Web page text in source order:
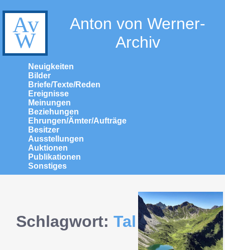
Anton von Werner-
Archiv
Neuigkeiten
Bilder
Briefe/Texte/Reden
Ereignisse
Meinungen
Beziehungen
Ehrungen/Ämter/Aufträge
Besitzer
Ausstellungen
Auktionen
Publikationen
Sonstiges
Schlagwort:Tal